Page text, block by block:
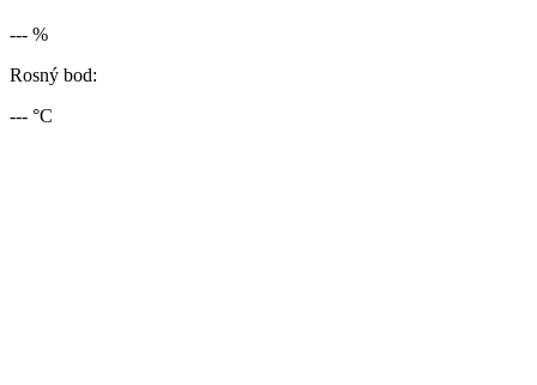
--- %
Rosný bod:
--- °C